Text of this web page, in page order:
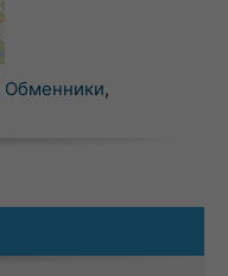
Обменники,